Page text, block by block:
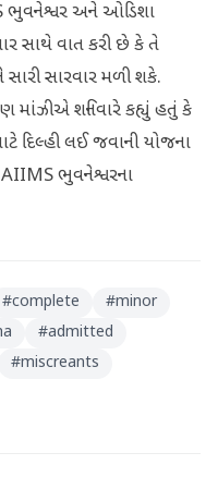
અને ઓડિશા
સાથે વાત કરી છે કે તે
સારી સારવાર મળી શકે.
માંઝીએ શનિવારે કહ્યું હતું કે
દિલ્હી લઈ જવાની યોજના
ભુવનેશ્વરના
#complete #minor
#admitted
#miscreants